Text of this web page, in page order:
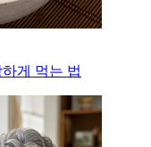
게 먹는 법